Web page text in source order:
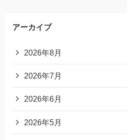
アーカイブ
2026年8月
2026年7月
2026年6月
2026年5月